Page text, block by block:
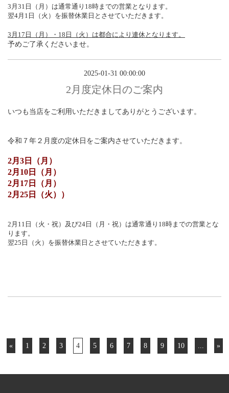
3月31日（月）は通常通り18時までの営業となります。
翌4月1日（火）を振替休業日とさせていただきます。
3月17日（月）・18日（火） は都合により連休となります。
予めご了承くださいませ。
2025-01-31 00:00:00
2月度定休日のご案内
いつも当店をご利用いただきましてありがとうございます。
令和７年２月度の定休日をご案内させていただきます。
2月3日（月）
2月10日（月）
2月17日（月）
2月25日（火））
2月11日（火・祝）及び24日（月・祝）は通常通り18時までの営業とな
ります。
翌25日（火）を振替休業日とさせていただきます。
« 1 2 3 4 5 6 7 8 9 10 ... »